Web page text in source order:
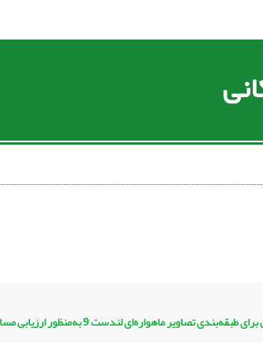
لندست 9 به‌منظور ارزیابی مساحت کاربری‌های زمین شهری (غرب تهران)